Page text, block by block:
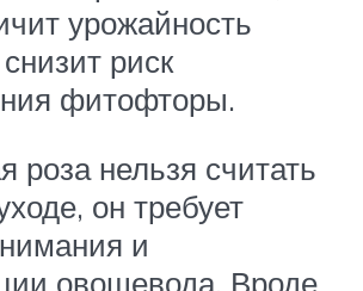
урожайность
риск
фитофторы.
роза нельзя считать
он требует
и
овощевода. Вроде